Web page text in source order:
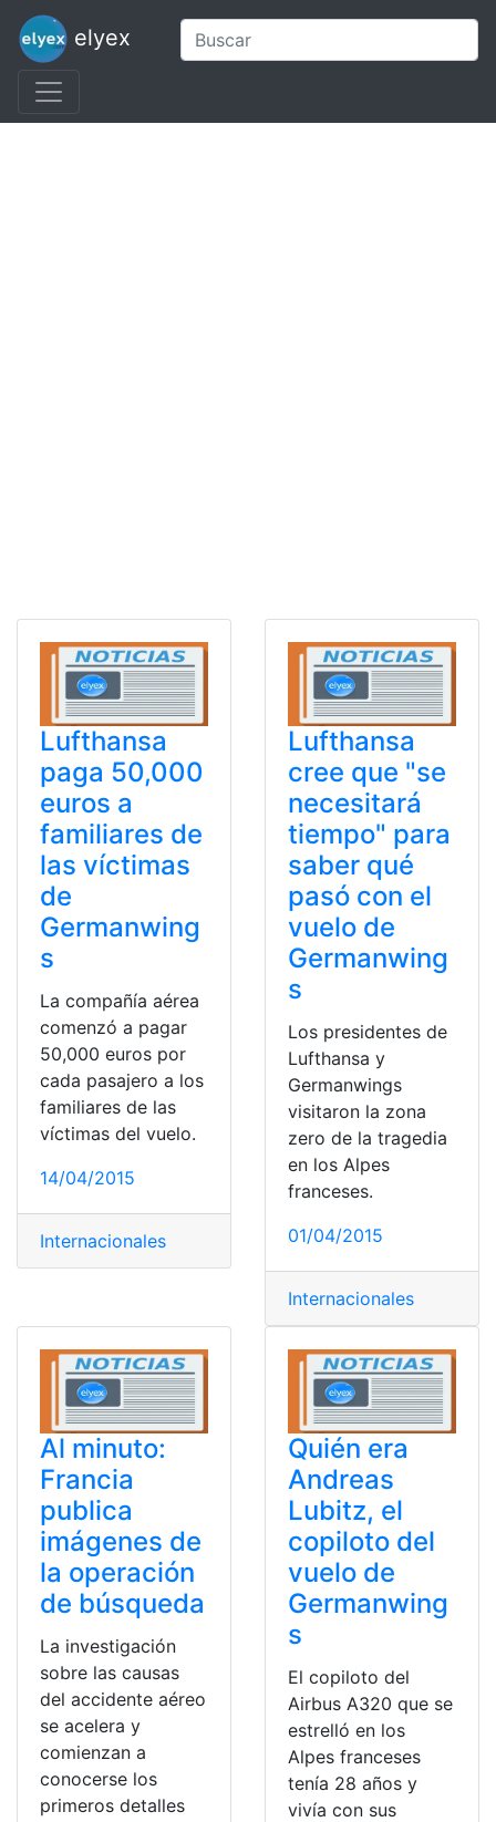
elyex
Lufthansa
paga 50,000
euros a
familiares de
las víctimas
de
Germanwing
s
La compañía aérea
comenzó a pagar
50,000 euros por
cada pasajero a los
familiares de las
víctimas del vuelo.
14/04/2015
Internacionales
Lufthansa
cree que "se
necesitará
tiempo" para
saber qué
pasó con el
vuelo de
Germanwing
s
Los presidentes de
Lufthansa y
Germanwings
visitaron la zona
zero de la tragedia
en los Alpes
franceses.
01/04/2015
Internacionales
Al minuto:
Francia
publica
imágenes de
la operación
de búsqueda
La investigación
sobre las causas
del accidente aéreo
se acelera y
comienzan a
conocerse los
primeros detalles
Quién era
Andreas
Lubitz, el
copiloto del
vuelo de
Germanwing
s
El copiloto del
Airbus A320 que se
estrelló en los
Alpes franceses
tenía 28 años y
vivía con sus